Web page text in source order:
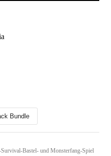
Bundle
Bastel- und Monsterfang-Spiel